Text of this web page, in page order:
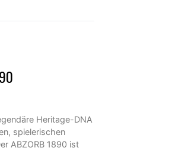
Heritage-DNA
spielerischen
ABZORB 1890 ist